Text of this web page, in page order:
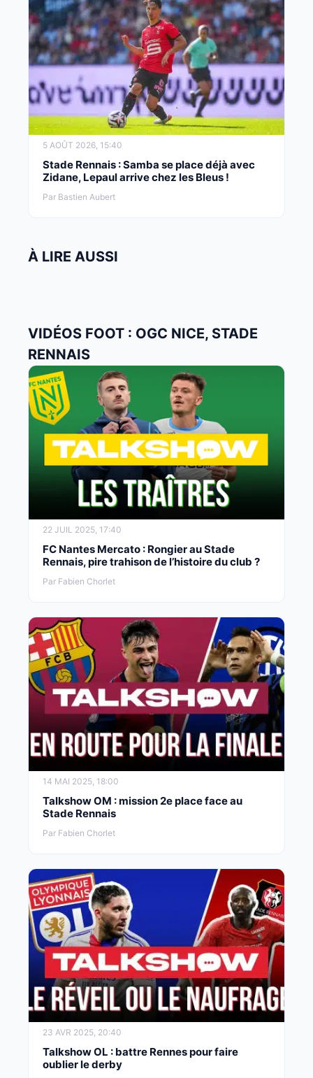
5 AOÛT 2026, 15:40
Stade Rennais : Samba se place déjà avec
Zidane, Lepaul arrive chez les Bleus !
Par Bastien Aubert
À LIRE AUSSI
VIDÉOS FOOT : OGC NICE, STADE
RENNAIS
22 JUIL 2025, 17:40
FC Nantes Mercato : Rongier au Stade
Rennais, pire trahison de l’histoire du club ?
Par Fabien Chorlet
14 MAI 2025, 18:00
Talkshow OM : mission 2e place face au
Stade Rennais
Par Fabien Chorlet
23 AVR 2025, 20:40
Talkshow OL : battre Rennes pour faire
oublier le derby